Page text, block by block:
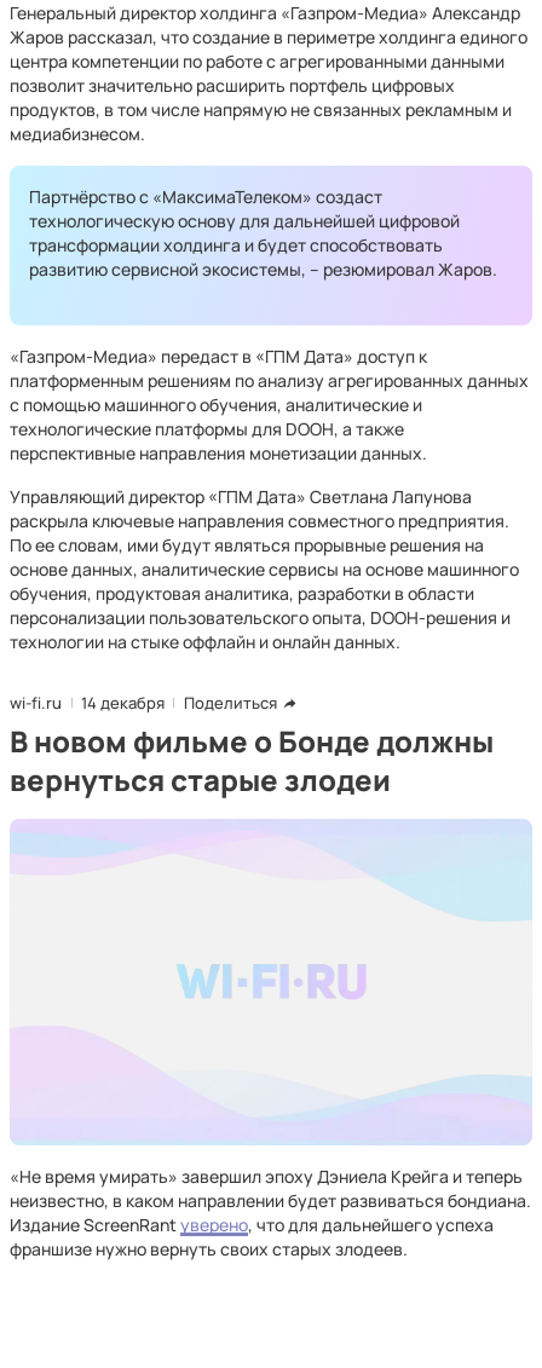
Генеральный директор холдинга «Газпром-Медиа» Александр
Жаров рассказал, что создание в периметре холдинга единого
центра компетенции по работе с агрегированными данными
позволит значительно расширить портфель цифровых
продуктов, в том числе напрямую не связанных рекламным и
медиабизнесом.
Партнёрство с «МаксимаТелеком» создаст
технологическую основу для дальнейшей цифровой
трансформации холдинга и будет способствовать
развитию сервисной экосистемы, – резюмировал Жаров.
«Газпром-Медиа» передаст в «ГПМ Дата» доступ к
платформенным решениям по анализу агрегированных данных
с помощью машинного обучения, аналитические и
технологические платформы для DOOH, а также
перспективные направления монетизации данных.
Управляющий директор «ГПМ Дата» Светлана Лапунова
раскрыла ключевые направления совместного предприятия.
По ее словам, ими будут являться прорывные решения на
основе данных, аналитические сервисы на основе машинного
обучения, продуктовая аналитика, разработки в области
персонализации пользовательского опыта, DOOH-решения и
технологии на стыке оффлайн и онлайн данных.
wi-fi.ru 14 декабря Поделиться
В новом фильме о Бонде должны
вернуться старые злодеи
«Не время умирать» завершил эпоху Дэниела Крейга и теперь
неизвестно, в каком направлении будет развиваться бондиана.
Издание ScreenRantуверено, что для дальнейшего успеха
франшизе нужно вернуть своих старых злодеев.